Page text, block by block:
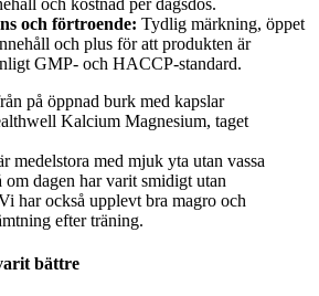
och förtroende: Tydlig märkning, öppet
och plus för att produkten är
GMP- och HACCP-standard.
medelstora med mjuk yta utan vassa
om dagen har varit smidigt utan
har också upplevt bra magro och
efter träning.
bättre